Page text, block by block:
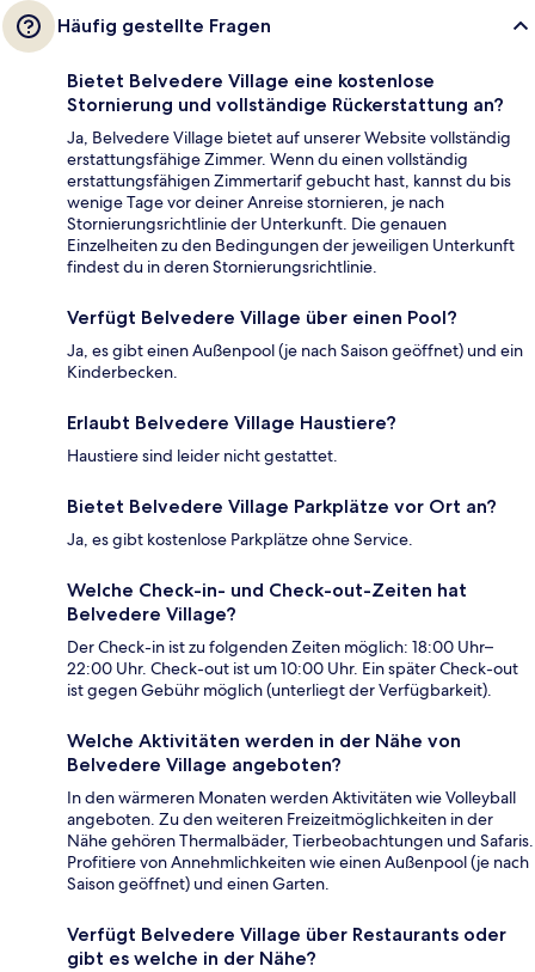
Häufig gestellte Fragen
Bietet Belvedere Village eine kostenlose
Stornierung und vollständige Rückerstattung an?
Ja, Belvedere Village bietet auf unserer Website vollständig
erstattungsfähige Zimmer. Wenn du einen vollständig
erstattungsfähigen Zimmertarif gebucht hast, kannst du bis
wenige Tage vor deiner Anreise stornieren, je nach
Stornierungsrichtlinie der Unterkunft. Die genauen
Einzelheiten zu den Bedingungen der jeweiligen Unterkunft
findest du in deren Stornierungsrichtlinie.
Verfügt Belvedere Village über einen Pool?
Ja, es gibt einen Außenpool (je nach Saison geöffnet) und ein
Kinderbecken.
Erlaubt Belvedere Village Haustiere?
Haustiere sind leider nicht gestattet.
Bietet Belvedere Village Parkplätze vor Ort an?
Ja, es gibt kostenlose Parkplätze ohne Service.
Welche Check-in- und Check-out-Zeiten hat
Belvedere Village?
Der Check-in ist zu folgenden Zeiten möglich: 18:00 Uhr–
22:00 Uhr. Check-out ist um 10:00 Uhr. Ein später Check-out
ist gegen Gebühr möglich (unterliegt der Verfügbarkeit).
Welche Aktivitäten werden in der Nähe von
Belvedere Village angeboten?
In den wärmeren Monaten werden Aktivitäten wie Volleyball
angeboten. Zu den weiteren Freizeitmöglichkeiten in der
Nähe gehören Thermalbäder, Tierbeobachtungen und Safaris.
Profitiere von Annehmlichkeiten wie einen Außenpool (je nach
Saison geöffnet) und einen Garten.
Verfügt Belvedere Village über Restaurants oder
gibt es welche in der Nähe?